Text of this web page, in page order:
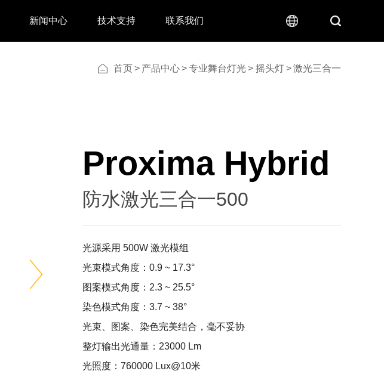
新闻中心 技术支持 联系我们
首页 > 产品中心>专业舞台灯光 > 摇头灯>激光三合一
Proxima Hybrid
防水激光三合一500
光源采用 500W 激光模组
光束模式角度：0.9 ~ 17.3°
图案模式角度：2.3 ~ 25.5°
染色模式角度：3.7 ~ 38°
光束、图案、染色完美结合，毫不妥协
整灯输出光通量：23000 Lm
光照度：760000 Lux@10米